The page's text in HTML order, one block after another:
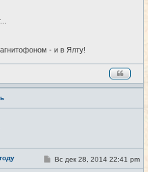
- и в Ялту!
#27
С
о
Вс дек 28, 2014 22:41 pm